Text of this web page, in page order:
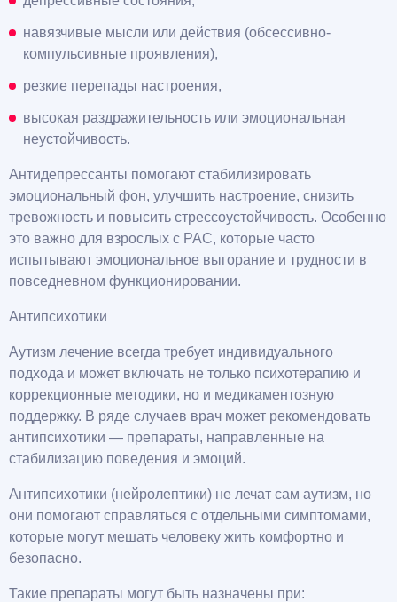
навязчивые мысли или действия (обсессивно-
компульсивные проявления),
резкие перепады настроения,
высокая раздражительность или эмоциональная
неустойчивость.
Антидепрессанты помогают стабилизировать
эмоциональный фон, улучшить настроение, снизить
тревожность и повысить стрессоустойчивость. Особенно
это важно для взрослых с РАС, которые часто
испытывают эмоциональное выгорание и трудности в
повседневном функционировании.
Антипсихотики
Аутизм лечение всегда требует индивидуального
подхода и может включать не только психотерапию и
коррекционные методики, но и медикаментозную
поддержку. В ряде случаев врач может рекомендовать
антипсихотики — препараты, направленные на
стабилизацию поведения и эмоций.
Антипсихотики (нейролептики) не лечат сам аутизм, но
они помогают справляться с отдельными симптомами,
которые могут мешать человеку жить комфортно и
безопасно.
Такие препараты могут быть назначены при: